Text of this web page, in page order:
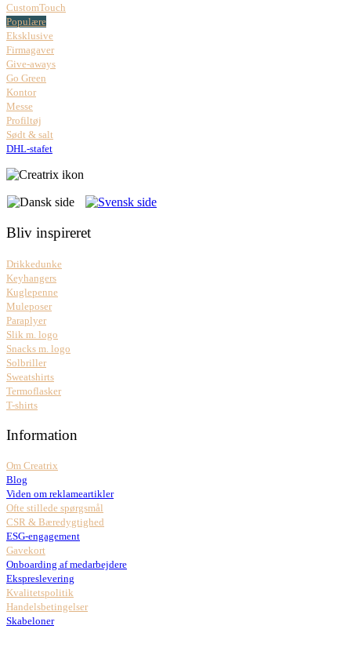
CustomTouch
Populære
Eksklusive
Firmagaver
Give-aways
Go Green
Kontor
Messe
Profiltøj
Sødt & salt
DHL-stafet
Bliv inspireret
Drikkedunke
Keyhangers
Kuglepenne
Muleposer
Paraplyer
Slik m. logo
Snacks m. logo
Solbriller
Sweatshirts
Termoflasker
T-shirts
Information
Om Creatrix
Blog
Viden om reklameartikler
Ofte stillede spørgsmål
CSR & Bæredygtighed
ESG-engagement
Gavekort
Onboarding af medarbejdere
Ekspreslevering
Kvalitetspolitik
Handelsbetingelser
Skabeloner